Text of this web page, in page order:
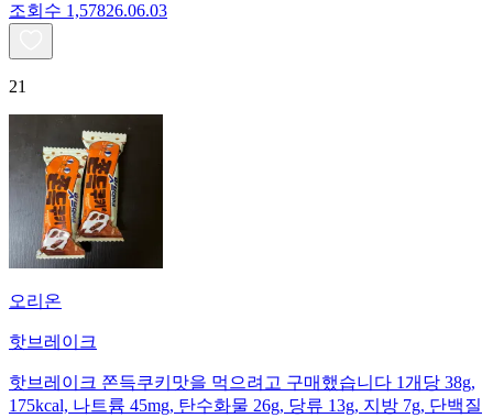
조회수 1,57826.06.03
21
오리온
핫브레이크
핫브레이크 쫀득쿠키맛을 먹으려고 구매했습니다 1개당 38g,
175kcal, 나트륨 45mg, 탄수화물 26g, 당류 13g, 지방 7g, 단백질